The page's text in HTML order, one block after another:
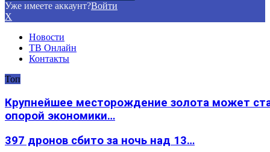
Уже имеете аккаунт?Войти
X
Новости
ТВ Онлайн
Контакты
Топ
Крупнейшее месторождение золота может
опорой экономики…
397 дронов сбито за ночь над 13…